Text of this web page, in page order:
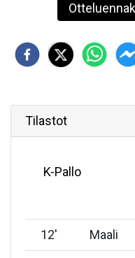
Tilastot
K-Pallo
12' Maali